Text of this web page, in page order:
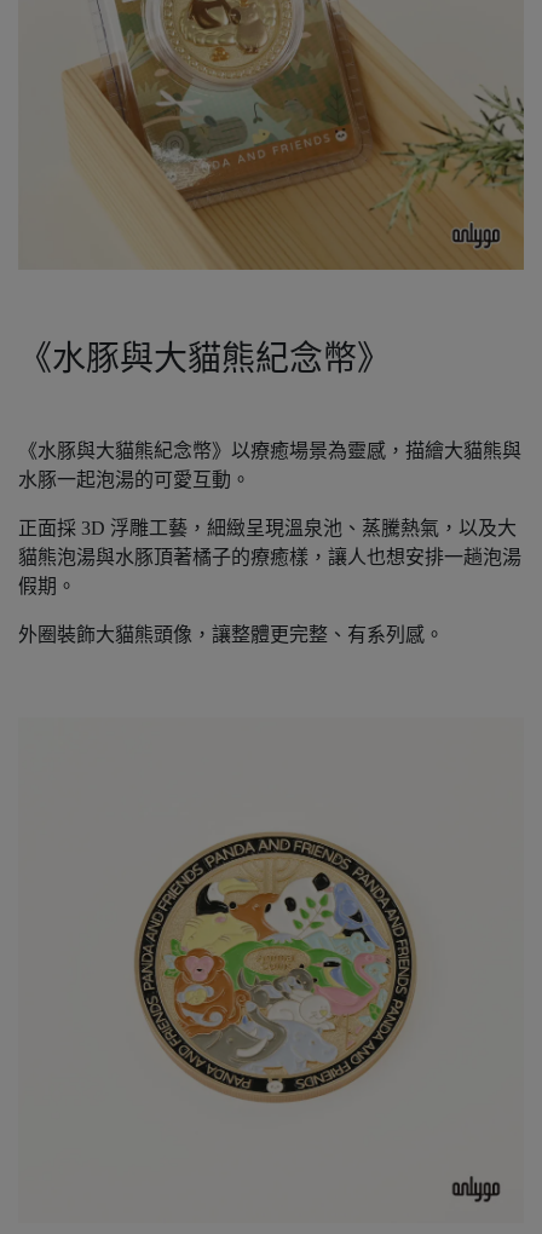
《水豚與大貓熊紀念幣》
《水豚與大貓熊紀念幣》以療癒場景為靈感，描繪大貓熊與
水豚一起泡湯的可愛互動。
正面採 3D 浮雕工藝，細緻呈現溫泉池、蒸騰熱氣，以及大
貓熊泡湯與水豚頂著橘子的療癒樣，讓人也想安排一趟泡湯
假期。
外圈裝飾大貓熊頭像，讓整體更完整、有系列感。